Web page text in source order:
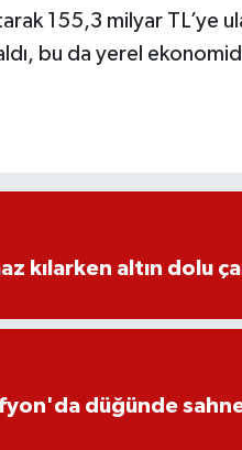
155,3 milyar TL’ye
bu da yerel
kılarken altın dolu
düğünde sahne